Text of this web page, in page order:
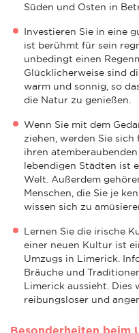
Süden und Osten in
Investieren Sie in eine
ist berühmt für sein
unbedingt einen
Glücklicherweise sind
warm und sonnig, so
die Natur zu genießen.
Wenn Sie mit dem
ziehen, werden Sie
ihren
lebendigen Städten ist
Welt. Außerdem
Menschen, die Sie je
wissen sich zu
Lernen Sie die irische
einer neuen Kultur ist
Umzugs in Limerick.
Bräuche und
Limerick aussieht. Dies
reibungsloser und
Besonderheiten beim